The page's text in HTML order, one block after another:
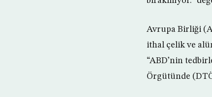
Avrupa Birliği
ithal çelik ve
“ABD’nin
Örgütünde